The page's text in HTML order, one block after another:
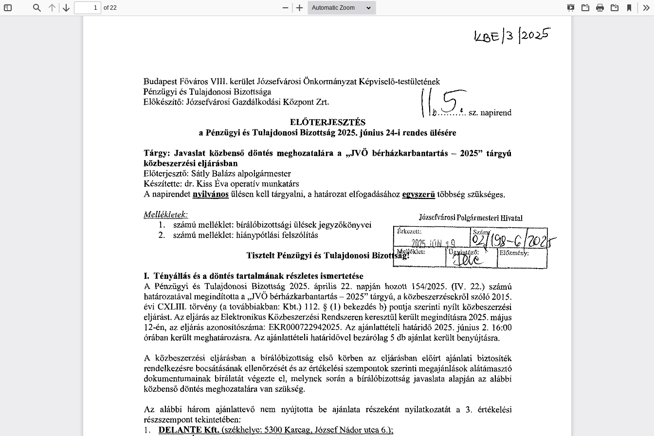
Find Previous
Next
of 22
Presentation
OpenPrint Download
Current
View
Zoom
Zoom
kfiEjs [202^
Budapest Főváros VH1. kerület Józsefvárosi Önkormányzat Képviselő-testületének
Pénzügyi és Tulajdonosi Bizottsága
/
Előkészítő: Józsefvárosi Gazdálkodási Központ Zrt.
.Sr:.. *. sz. napirend
ELŐTERJESZTÉS
a Pénzügyi és Tulajdonosi Bizottság 2025. június 24-i rendes ülésére
Tárgy: Javaslat közbenső döntés meghozatalára a „JVÖ bérházkarbantartás - 2025” tárgyú
közbeszerzési eljárásban
Előterjesztő: Sátly Balázs alpolgármester
Készítette: dr. Kiss Éva operatív munkatárs
A napirendet nyilvános ülésen kell tárgyalni, a határozat elfogadásához egyszerű többség szükséges.
Mellékletek:
1.
számú melléklet: bírálóbizottsági ülésekjegyzőkönyvei
2.
számú melléklet: hiánypótlási felszólítás Érkezett:
Józsefvárosi Polgármesteri Hivatal
Előzmén'
Tisztelt Pénzügyi és Tulajdonosi Bizot s^gí6klel:
I. Tényállás és a döntés tartalmának részletes ismertetése
A Pénzügyi és Tulajdonosi Bizottság 2025. április 22. napján hozott 154/2025. (IV. 22.) számú
határozatával megindította a „JVÖ bérházkarbantartás - 2025” tárgyú, a közbeszerzésekről szóló 2015.
évi CXLIII. törvény (a továbbiakban: Kbt.) 112. § (1) bekezdés b) pontja szerinti nyílt közbeszerzési
eljárást. Az eljárás az Elektronikus Közbeszerzési Rendszeren keresztül került megindításra 2025. május
12-én, az eljárás azonosítószáma: EKR000722942025. Az ajánlattételi határidő 2025. június 2. 16:00
órában került meghatározásra. Az ajánlattételi határidővel bezárólag 5 db ajánlat került benyújtásra.
A közbeszerzési eljárásban a bírálóbizottság első körben az eljárásban előírt ajánlati biztosíték
rendelkezésre bocsátásának ellenőrzését és az értékelési szempontok szerinti megajánlások alátámasztó
dokumentumainak bírálatát végezte el, melynek során a bírálóbizottság javaslata alapján az alábbi
közbenső döntés meghozatalára van szükség.
Az alábbi három ajánlattevő nem nyújtotta be ajánlata részeként nyilatkozatát a 3.
értékelési
részszempont tekintetében:
1.
PELANTE Kft, (székhelye: 5300 Karcag, JózsefNádor utca6.);